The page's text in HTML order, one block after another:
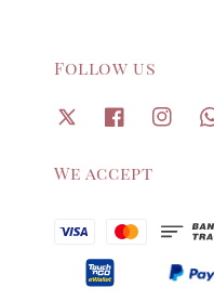
Follow us
We accept